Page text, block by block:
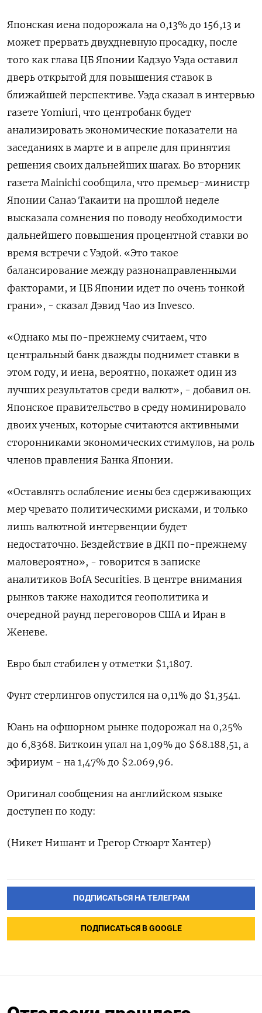
Японская иена подорожала на 0,13% до 156,13 и
‌может прервать двухдневную просадку, после
того как глава ЦБ Японии Кадзуо Уэда оставил
дверь ​открытой для повышения ставок в
ближайшей перспективе. Уэда сказал в интервью
газете Yomiuri, что центробанк ‌будет
анализировать экономические показатели на
заседаниях в марте и в апреле для принятия
решения своих дальнейших шагах. Во вторник
газета Mainichi сообщила, что премьер-министр
Японии Санаэ Такаити ​на прошлой неделе
высказала ​сомнения по поводу необходимости
‌дальнейшего повышения процентной ставки во
время встречи с Уэдой. «Это такое
балансирование между разнонаправленными
факторами, ​и ЦБ Японии идет по очень тонкой
грани», - сказал Дэвид Чао из Invesco.
«Однако мы по-прежнему считаем, что
центральный банк дважды поднимет ставки в
этом году, и иена, вероятно, покажет один из
лучших результатов среди валют», - добавил он.
Японское правительство в среду номинировало
двоих ученых, которые считаются активными
сторонниками экономических стимулов, на роль
членов правления Банка Японии.
«Оставлять ослабление иены без сдерживающих
мер чревато политическими рисками, и ​только
лишь валютной интервенции ⁠будет
недостаточно. Бездействие в ДКП по-прежнему
маловероятно», - говорится в записке
аналитиков BofA Securities. В центре внимания
рынков также находится геополитика и
очередной ‌раунд переговоров США и Иран в
Женеве.
Евро был стабилен у отметки $1,1807.
Фунт стерлингов ‌опустился на 0,11% до $1,3541.
Юань на офшорном рынке подорожал на 0,25%
до 6,8368. Биткоин упал на ​1,09% до $68.188,51, а
эфириум - на 1,47% до $2.069,96.
Оригинал сообщения на английском языке
‌доступен по коду:
(Никет Нишант и Грегор Стюарт Хантер)
ПОДПИСАТЬСЯ НА ТЕЛЕГРАМ
ПОДПИСАТЬСЯ В GOOGLE